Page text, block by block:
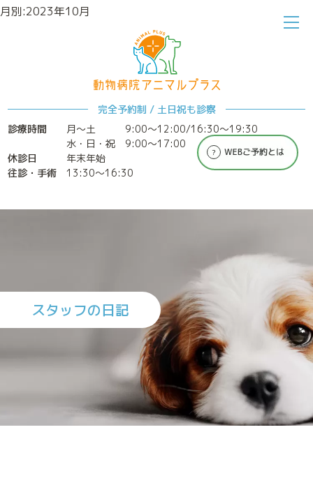
月別:2023年10月
完全予約制 / 土日祝も診察
診療時間
月～土
9:00〜12:00/16:30〜19:30
水・日・祝 9:00〜17:00
休診日
年末年始
往診・手術
13:30〜16:30
アニマルプラスについて
診療実績
スタッフの日記